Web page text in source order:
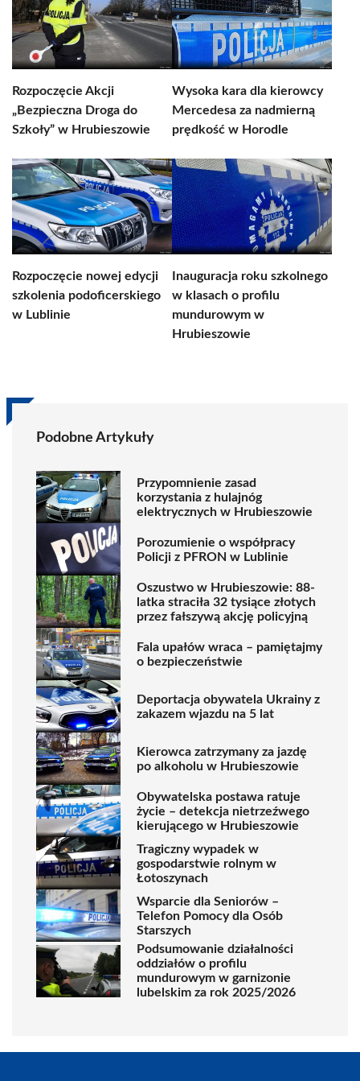
Rozpoczęcie Akcji
„Bezpieczna Droga do
Szkoły” w Hrubieszowie
Wysoka kara dla kierowcy
Mercedesa za nadmierną
prędkość w Horodle
Rozpoczęcie nowej edycji
szkolenia podoficerskiego
w Lublinie
Inauguracja roku szkolnego
w klasach o profilu
mundurowym w
Hrubieszowie
Podobne Artykuły
Przypomnienie zasad
korzystania z hulajnóg
elektrycznych w Hrubieszowie
Porozumienie o współpracy
Policji z PFRON w Lublinie
Oszustwo w Hrubieszowie: 88-
latka straciła 32 tysiące złotych
przez fałszywą akcję policyjną
Fala upałów wraca – pamiętajmy
o bezpieczeństwie
Deportacja obywatela Ukrainy z
zakazem wjazdu na 5 lat
Kierowca zatrzymany za jazdę
po alkoholu w Hrubieszowie
Obywatelska postawa ratuje
życie – detekcja nietrzeźwego
kierującego w Hrubieszowie
Tragiczny wypadek w
gospodarstwie rolnym w
Łotoszynach
Wsparcie dla Seniorów –
Telefon Pomocy dla Osób
Starszych
Podsumowanie działalności
oddziałów o profilu
mundurowym w garnizonie
lubelskim za rok 2025/2026